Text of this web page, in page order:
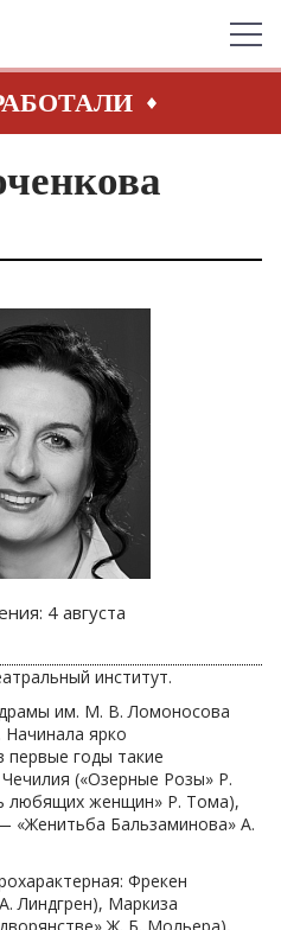
4 августа
институт.
им. М. В. Ломоносова
ярко
первые годы такие
(«Озерные Розы» Р.
любящих женщин» Р. Тома),
«Женитьба Бальзаминова» А.
Фрекен
Линдгрен), Маркиза